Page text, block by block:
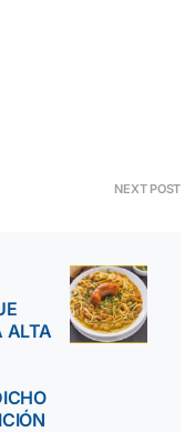
NEXT POST
ALTA